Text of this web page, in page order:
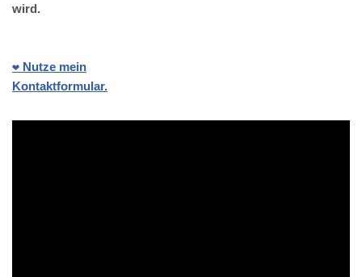
wird.
❤️ Nutze mein
Kontaktformular.